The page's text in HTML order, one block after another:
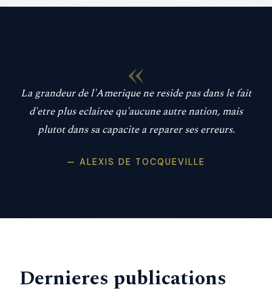
«
La grandeur de l'Amerique ne reside pas dans le fait
d'etre plus eclairee qu'aucune autre nation, mais
plutot dans sa capacite a reparer ses erreurs.
— ALEXIS DE TOCQUEVILLE
Dernieres publications